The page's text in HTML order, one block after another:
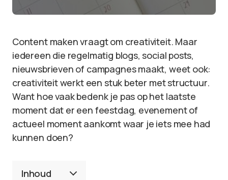
Content maken vraagt om creativiteit. Maar
iedereen die regelmatig blogs, social posts,
nieuwsbrieven of campagnes maakt, weet ook:
creativiteit werkt een stuk beter met structuur.
Want hoe vaak bedenk je pas op het laatste
moment dat er een feestdag, evenement of
actueel moment aankomt waar je iets mee had
kunnen doen?
Inhoud